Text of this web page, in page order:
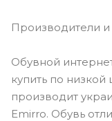
Производители
Обувной
купить по
производит
Emirro. Обувь